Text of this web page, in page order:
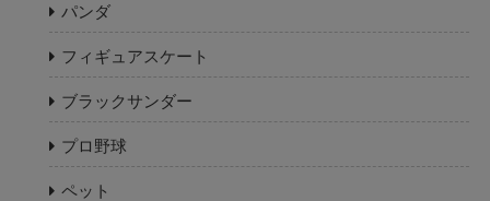
パンダ
フィギュアスケート
ブラックサンダー
プロ野球
ペット